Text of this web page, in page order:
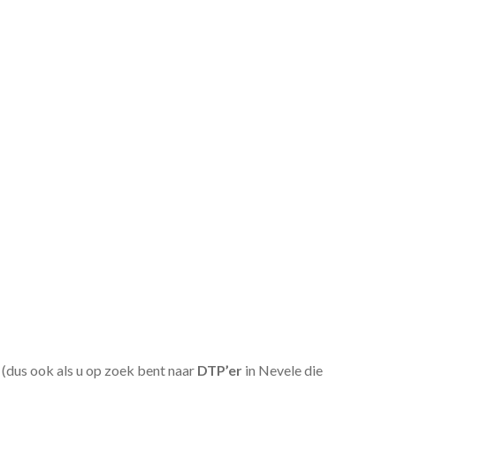
(dus ook als u op zoek bent naar DTP’er in Nevele die